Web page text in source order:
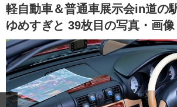
中国
九州
注目の記事
軽自動車＆普通車展示会in道の
ゆめすぎと 39枚目の写真・画像